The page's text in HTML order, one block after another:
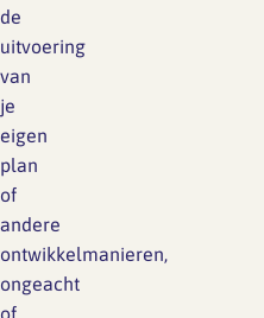
de
uitvoering
van
je
eigen
plan
of
andere
ontwikkelmanieren,
ongeacht
of